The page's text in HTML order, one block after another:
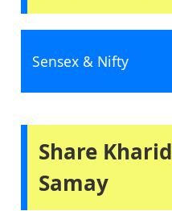
Sensex & Nifty
Share
Samay